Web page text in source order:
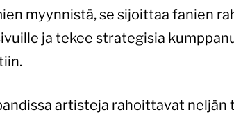
myynnistä, se sijoittaa fanien
ja tekee strategisia
artisteja rahoittavat